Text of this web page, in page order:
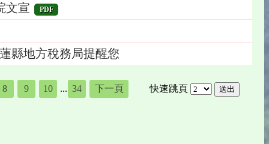
文宣 PDF
縣地方稅務局提醒您
8 9 10 ... 34 下一頁 快速跳頁